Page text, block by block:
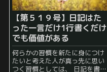
【第５１９号】日記はた
った一言だけ1行書くだけ
でも価値がある
何らかの習慣を新たに身につけ
たいと考えた人が真っ先に思い
つく習慣としては、 日記を書く